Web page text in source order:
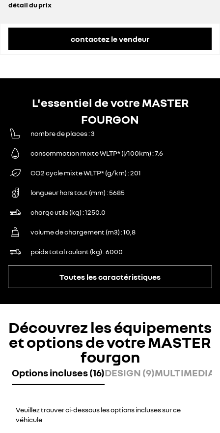
détail du prix
contactez le vendeur
L'essentiel de votre MASTER
FOURGON
nombre de places 3
consommation mixte WLTP* (l/100km) 7.6
CO2 cycle mixte WLTP* (g/km) 201
longueur hors tout (mm) 5685
charge utile (kg) 1250.0
volume de chargement (m3) 10,8
poids total roulant (kg) 6000
Toutes les caractéristiques
Découvrez les équipements
et options de votre MASTER
fourgon
Options incluses (16)DESIGN (9)MULTIMEDIA
Veuillez trouver ci-dessous les options incluses sur ce
véhicule